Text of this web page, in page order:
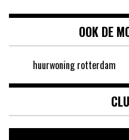
OOK DE
huurwoning rotterdam